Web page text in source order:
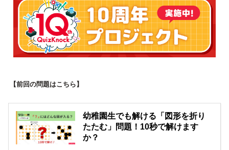
【前回の問題はこちら】
幼稚園生でも解ける「図形を折り
たたむ」問題！10秒で解けます
か？